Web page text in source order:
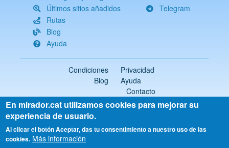
Últimos sitios añadidos
Rutas
Blog
Ayuda
Telegram
Condiciones
Privacidad
Blog
Ayuda
Contacto
2018-2026 ©mirador.cat
Todos los derechos reservados
Select
En mirador.cat utilizamos cookies para mejorar su
experiencia de usuario.
Al clicar el botón Aceptar, das tu consentimiento a nuestro uso de las
cookies. Más información